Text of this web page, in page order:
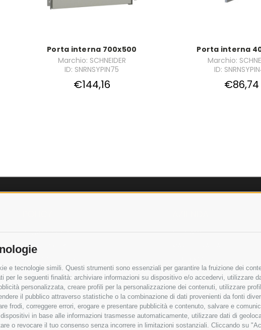
e tecnologie simili. Questi strumenti sono essenziali per garantire la fruizione dei
per le seguenti finalità: archiviare informazioni su dispositivo e/o accedervi, utilizzare
personalizzata, creare profili per la personalizzazione dei contenuti, utilizzare
il pubblico attraverso statistiche o la combinazione di dati provenienti da fonti
frodi, correggere errori, erogare e presentare pubblicità e contenuto, salvare e
in base alle informazioni trasmesse automaticamente, utilizzare dati di
o revocare il tuo consenso senza incorrere in limitazioni sostanziali. Cliccando su
Porta interna 700x500
Marchio: SCHNEIDER
ID: SNRNSYPIN75
€144,16
Porta interna
Marchio:
ID:
€86,74
PRIVACY POLICY
COOKIE POLICY
CHI SIAMO
Bonifico
Bancario